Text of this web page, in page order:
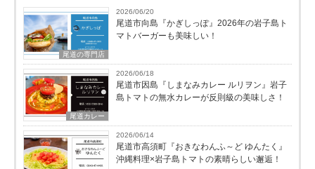
尾道の専門店
2026/06/20
尾道市向島『かぎしっぽ』2026年の岩子島ト
マトバーガーも美味しい！
尾道カレー
2026/06/18
尾道市因島『しまなみカレー ルリヲン』岩子
島トマトの無水カレーが反則級の美味しさ！
2026/06/14
尾道市高須町『おきなわんふ～ど ゆんたく』
沖縄料理×岩子島トマトの素晴らしい邂逅！